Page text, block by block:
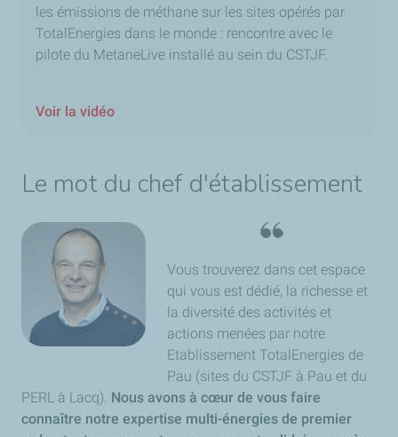
les émissions de méthane sur les sites opérés par
TotalEnergies dans le monde : rencontre avec le
pilote du MetaneLive installé au sein du CSTJF.
Voir la vidéo
Le mot du chef d'établissement
Vous trouverez dans cet espace
qui vous est dédié, la richesse et
la diversité des activités et
actions menées par notre
Etablissement TotalEnergies de
Pau (sites du CSTJF à Pau et du
PERL à Lacq). Nous avons à cœur de vous faire
connaître notre expertise multi-énergies de premier